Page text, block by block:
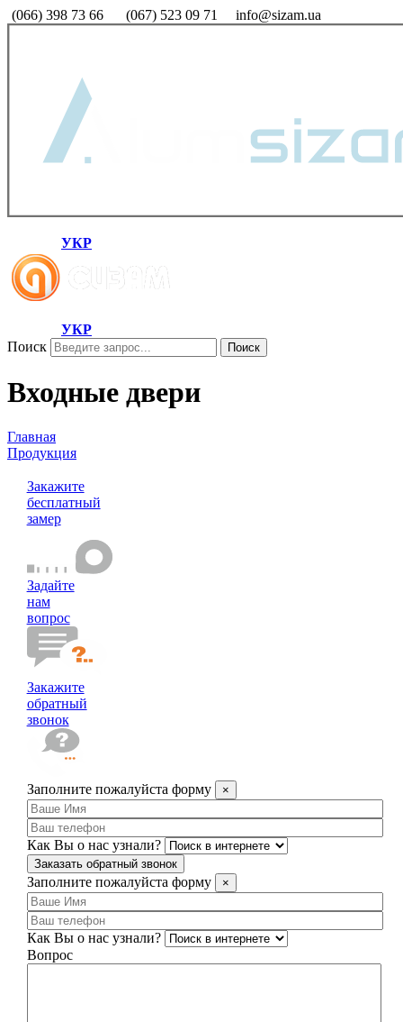
(066) 398 73 66 (067) 523 09 71 info@sizam.ua
УКР
УКР
Поиск
Поиск
Входные двери
Главная
Продукция
Закажите
бесплатный
замер
Задайте
нам
вопрос
Закажите
обратный
звонок
Заполните пожалуйста форму ×
Как Вы о нас узнали?
Заказать обратный звонок
Заполните пожалуйста форму ×
Как Вы о нас узнали?
Вопрос